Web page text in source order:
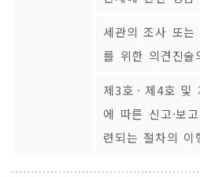
세관의 조사 또
를 위한 의견진술
제3호ㆍ제4호 및
에 따른 신고·보
련되는 절차의 이